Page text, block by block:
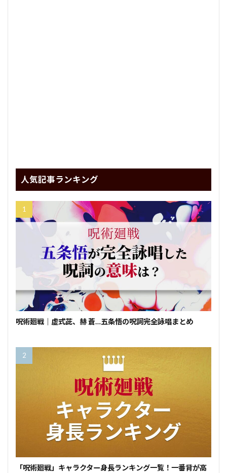
人気記事ランキング
呪術廻戦｜虚式茈、赫 蒼…五条悟の呪詞完全詠唱まとめ
「呪術廻戦」キャラクター身長ランキング一覧！一番背が高